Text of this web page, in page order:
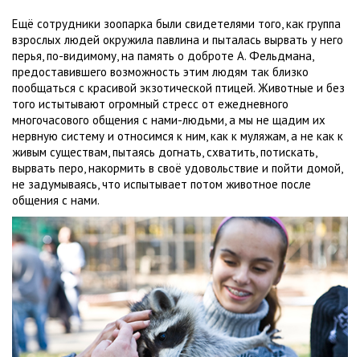
Ещё сотрудники зоопарка были свидетелями того, как группа
взрослых людей окружила павлина и пыталась вырвать у него
перья, по-видимому, на память о доброте А. Фельдмана,
предоставившего возможность этим людям так близко
пообщаться с красивой экзотической птицей. Животные и без
того истытывают огромный стресс от ежедневного
многочасового общения с нами-людьми, а мы не щадим их
нервную систему и относимся к ним, как к муляжам, а не как к
живым существам, пытаясь догнать, схватить, потискать,
вырвать перо, накормить в своё удовольствие и пойти домой,
не задумываясь, что испытывает потом животное после
общения с нами.